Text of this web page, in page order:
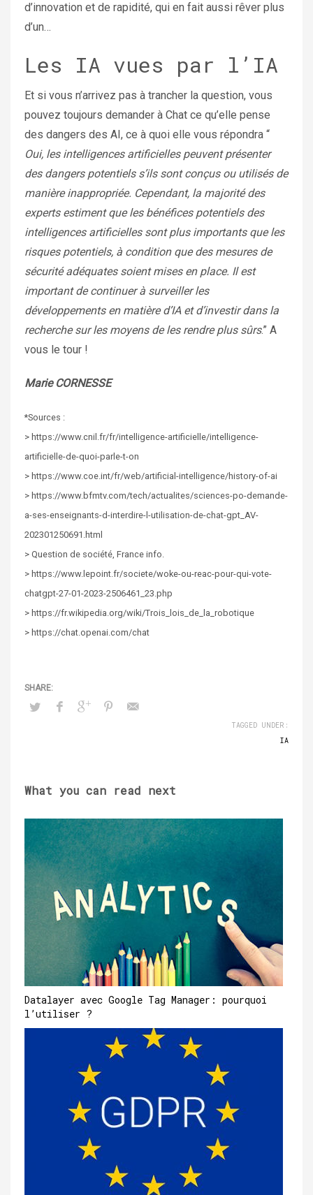
d’innovation et de rapidité, qui en fait aussi rêver plus
d’un…
Les IA vues par l’IA
Et si vous n’arrivez pas à trancher la question, vous
pouvez toujours demander à Chat ce qu’elle pense
des dangers des AI, ce à quoi elle vous répondra “
Oui, les intelligences artificielles peuvent présenter
des dangers potentiels s’ils sont conçus ou utilisés de
manière inappropriée. Cependant, la majorité des
experts estiment que les bénéfices potentiels des
intelligences artificielles sont plus importants que les
risques potentiels, à condition que des mesures de
sécurité adéquates soient mises en place. Il est
important de continuer à surveiller les
développements en matière d’IA et d’investir dans la
recherche sur les moyens de les rendre plus sûrs.” A
vous le tour !
Marie CORNESSE
*Sources :
> https://www.cnil.fr/fr/intelligence-artificielle/intelligence-
artificielle-de-quoi-parle-t-on
> https://www.coe.int/fr/web/artificial-intelligence/history-of-ai
> https://www.bfmtv.com/tech/actualites/sciences-po-demande-
a-ses-enseignants-d-interdire-l-utilisation-de-chat-gpt_AV-
202301250691.html
> Question de société, France info.
> https://www.lepoint.fr/societe/woke-ou-reac-pour-qui-vote-
chatgpt-27-01-2023-2506461_23.php
> https://fr.wikipedia.org/wiki/Trois_lois_de_la_robotique
> https://chat.openai.com/chat
TAGGED UNDER:
IA
What you can read next
Datalayer avec Google Tag Manager: pourquoi
l’utiliser ?